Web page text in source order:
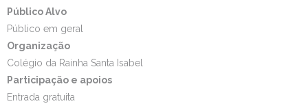
Público Alvo
Público em geral
Organização
Colégio da Rainha Santa Isabel
Participação e apoios
Entrada gratuita